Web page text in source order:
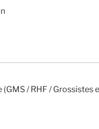
/ RHF / Grossistes